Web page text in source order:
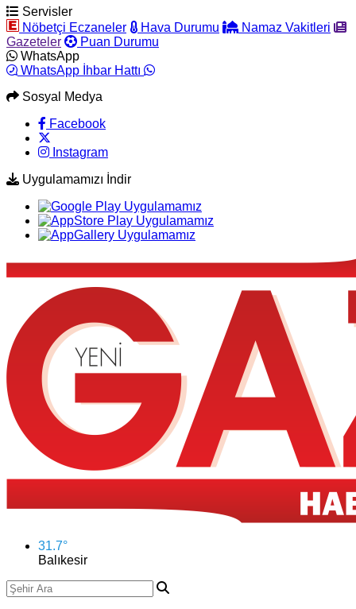
Servisler
Nöbetçi Eczaneler
Hava Durumu
Namaz Vakitleri
Gazeteler
Puan Durumu
WhatsApp
WhatsApp İhbar Hattı
Sosyal Medya
Facebook
Instagram
Uygulamamızı İndir
31.7°
Balıkesir